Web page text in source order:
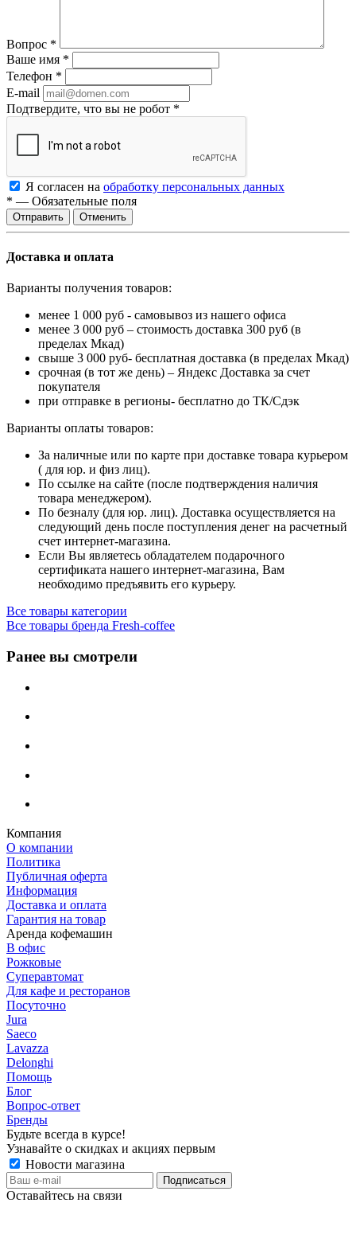
Вопрос *
Ваше имя *
Телефон *
E-mail
Подтвердите, что вы не робот *
Я согласен на обработку персональных данных
* — Обязательные поля
Отменить
Доставка и оплата
Варианты получения товаров:
менее 1 000 руб - самовывоз из нашего офиса
менее 3 000 руб – стоимость доставка 300 руб (в
пределах Мкад)
свыше 3 000 руб- бесплатная доставка (в пределах Мкад)
срочная (в тот же день) – Яндекс Доставка за счет
покупателя
при отправке в регионы- бесплатно до ТК/Сдэк
Варианты оплаты товаров:
За наличные или по карте при доставке товара курьером
( для юр. и физ лиц).
По ссылке на сайте (после подтверждения наличия
товара менеджером).
По безналу (для юр. лиц). Доставка осуществляется на
следующий день после поступления денег на расчетный
счет интернет-магазина.
Если Вы являетесь обладателем подарочного
сертификата нашего интернет-магазина, Вам
необходимо предъявить его курьеру.
Все товары категории
Все товары бренда Fresh-coffee
Ранее вы смотрели
Компания
О компании
Политика
Публичная оферта
Информация
Доставка и оплата
Гарантия на товар
Аренда кофемашин
В офис
Рожковые
Суперавтомат
Для кафе и ресторанов
Посуточно
Jura
Saeco
Lavazza
Delonghi
Помощь
Блог
Вопрос-ответ
Бренды
Будьте всегда в курсе!
Узнавайте о скидках и акциях первым
Новости магазина
Оставайтесь на связи